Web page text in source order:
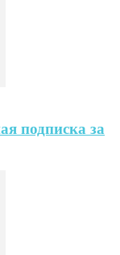
подписка за